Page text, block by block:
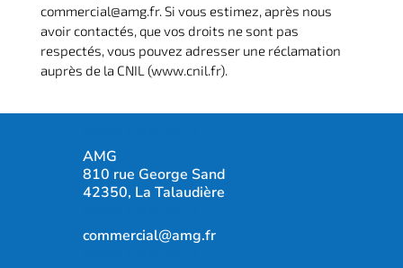
commercial@amg.fr. Si vous estimez, après nous
avoir contactés, que vos droits ne sont pas
respectés, vous pouvez adresser une réclamation
auprès de la CNIL (www.cnil.fr).
AMG
810 rue George Sand
42350, La Talaudière
commercial@amg.fr